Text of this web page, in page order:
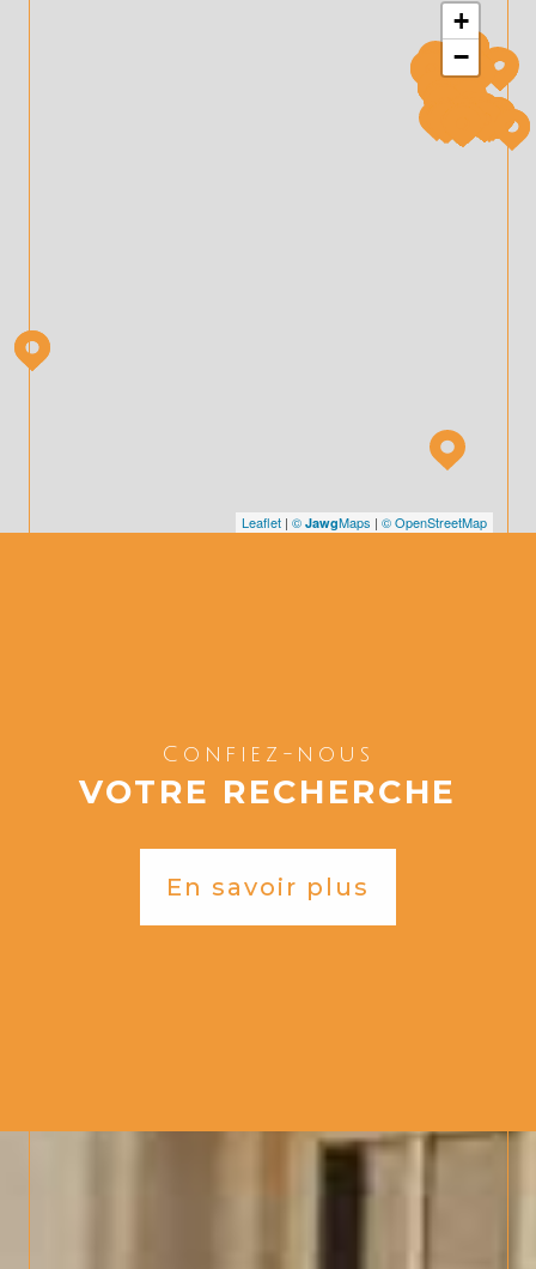
+
−
Leaflet | © JawgMaps | © OpenStreetMap
Confiez-nous
VOTRE RECHERCHE
En savoir plus